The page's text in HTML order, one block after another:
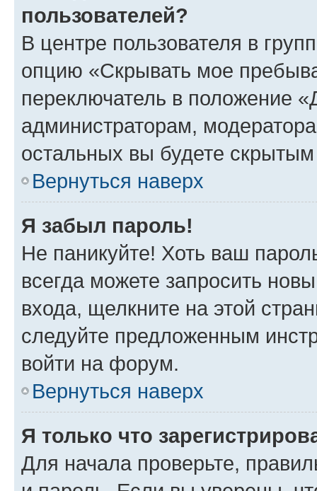
пользователей?
В центре пользователя в
опцию «Скрывать мое
переключатель в положение
администраторам,
остальных вы будете
Вернуться наверх
Я забыл пароль!
Не паникуйте! Хоть ваш
всегда можете запросить
входа, щелкните на этой
следуйте предложенным
войти на форум.
Вернуться наверх
Я только что
Для начала проверьте,